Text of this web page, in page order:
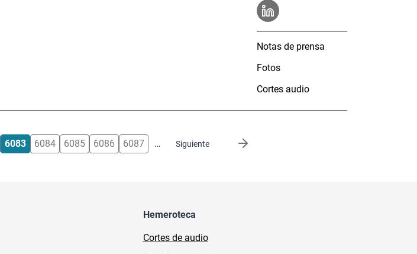
Notas de prensa
Fotos
Cortes audio
6083 6084 6085 6086 6087 … Siguiente
Siguiente página
Hemeroteca
Cortes de audio